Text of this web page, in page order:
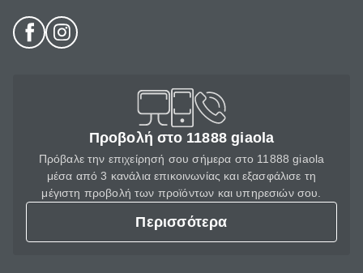
Προβολή στο 11888 giaola
Πρόβαλε την επιχείρησή σου σήμερα στο 11888 giaola
μέσα από 3 κανάλια επικοινωνίας και εξασφάλισε τη
μέγιστη προβολή των προϊόντων και υπηρεσιών σου.
Περισσότερα